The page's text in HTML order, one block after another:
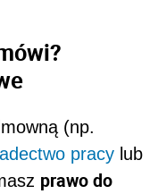
(np.
pracy lub
prawo do